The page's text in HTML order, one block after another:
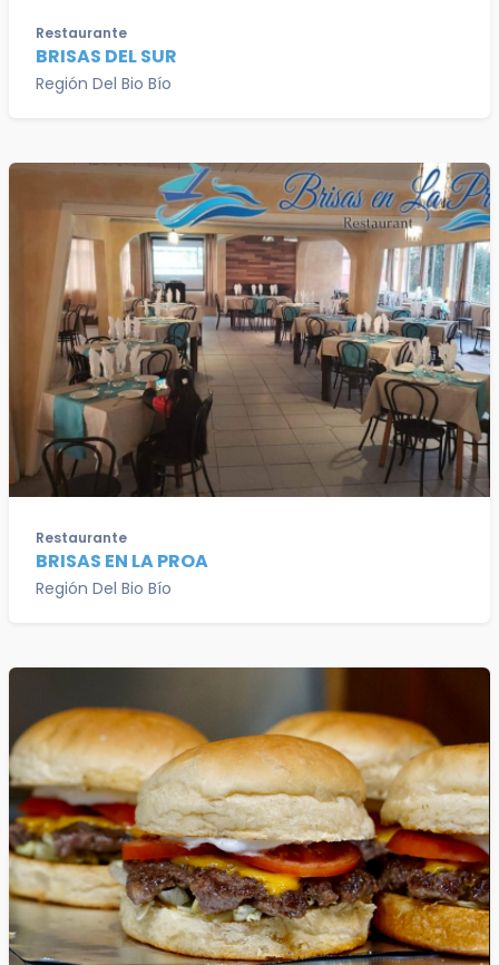
Restaurante
BRISAS DEL SUR
Región Del Bio Bío
Restaurante
BRISAS EN LA PROA
Región Del Bio Bío